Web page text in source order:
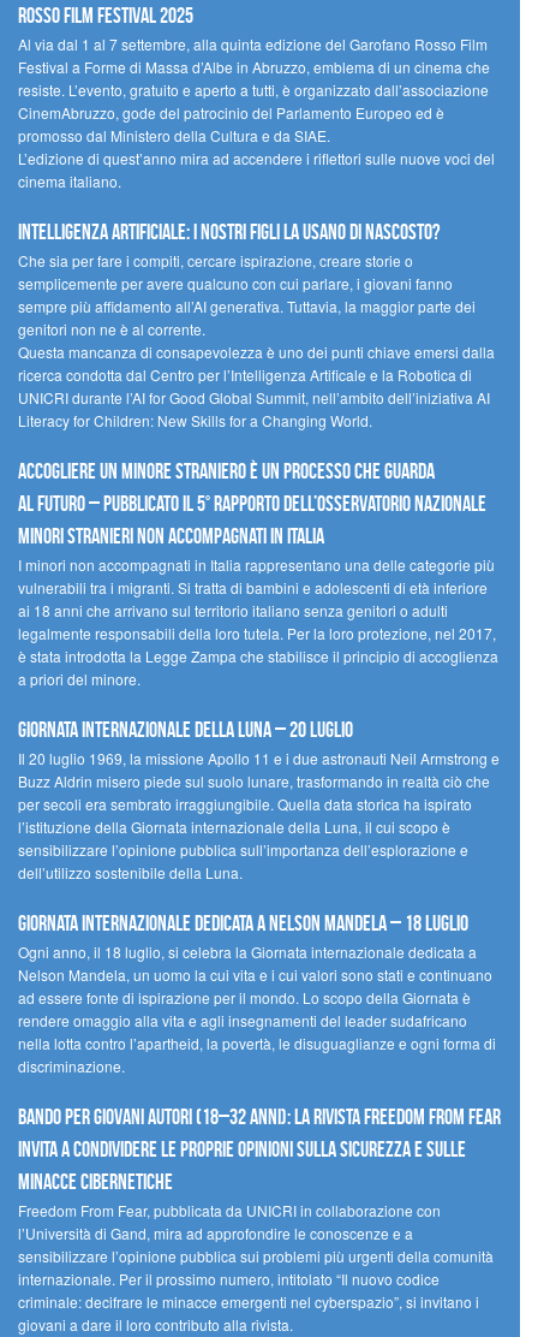
Rosso Film Festival 2025
Al via dal 1 al 7 settembre, alla quinta edizione del Garofano Rosso Film
Festival a Forme di Massa d’Albe in Abruzzo, emblema di un cinema che
resiste. L’evento, gratuito e aperto a tutti, è organizzato dall’associazione
CinemAbruzzo, gode del patrocinio del Parlamento Europeo ed è
promosso dal Ministero della Cultura e da SIAE.
L’edizione di quest’anno mira ad accendere i riflettori sulle nuove voci del
cinema italiano.
Intelligenza artificiale: i nostri figli la usano di nascosto?
Che sia per fare i compiti, cercare ispirazione, creare storie o
semplicemente per avere qualcuno con cui parlare, i giovani fanno
sempre più affidamento all’AI generativa. Tuttavia, la maggior parte dei
genitori non ne è al corrente.
Questa mancanza di consapevolezza è uno dei punti chiave emersi dalla
ricerca condotta dal Centro per l’Intelligenza Artificale e la Robotica di
UNICRI durante l’AI for Good Global Summit, nell’ambito dell’iniziativa AI
Literacy for Children: New Skills for a Changing World.
Accogliere un minore straniero è un processo che guarda
al futuro – Pubblicato il 5° rapporto dell’Osservatorio Nazionale
Minori Stranieri Non Accompagnati in Italia
I minori non accompagnati in Italia rappresentano una delle categorie più
vulnerabili tra i migranti. Si tratta di bambini e adolescenti di età inferiore
ai 18 anni che arrivano sul territorio italiano senza genitori o adulti
legalmente responsabili della loro tutela. Per la loro protezione, nel 2017,
è stata introdotta la Legge Zampa che stabilisce il principio di accoglienza
a priori del minore.
Giornata Internazionale della Luna – 20 luglio
Il 20 luglio 1969, la missione Apollo 11 e i due astronauti Neil Armstrong e
Buzz Aldrin misero piede sul suolo lunare, trasformando in realtà ciò che
per secoli era sembrato irraggiungibile. Quella data storica ha ispirato
l’istituzione della Giornata internazionale della Luna, il cui scopo è
sensibilizzare l’opinione pubblica sull’importanza dell’esplorazione e
dell’utilizzo sostenibile della Luna.
Giornata internazionale dedicata a Nelson Mandela – 18 luglio
Ogni anno, il 18 luglio, si celebra la Giornata internazionale dedicata a
Nelson Mandela, un uomo la cui vita e i cui valori sono stati e continuano
ad essere fonte di ispirazione per il mondo. Lo scopo della Giornata è
rendere omaggio alla vita e agli insegnamenti del leader sudafricano
nella lotta contro l’apartheid, la povertà, le disuguaglianze e ogni forma di
discriminazione.
Bando per giovani autori (18–32 anni): la Rivista Freedom From Fear
invita a condividere le proprie opinioni sulla sicurezza e sulle
minacce cibernetiche
Freedom From Fear, pubblicata da UNICRI in collaborazione con
l’Università di Gand, mira ad approfondire le conoscenze e a
sensibilizzare l’opinione pubblica sui problemi più urgenti della comunità
internazionale. Per il prossimo numero, intitolato “Il nuovo codice
criminale: decifrare le minacce emergenti nel cyberspazio”, si invitano i
giovani a dare il loro contributo alla rivista.